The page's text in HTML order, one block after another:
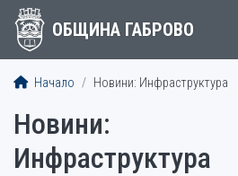
ОБЩИНА ГАБРОВО
Начало Новини: Инфраструктура
Новини:
Инфраструктура